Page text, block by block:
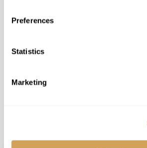
Preferences
Statistics
Marketing